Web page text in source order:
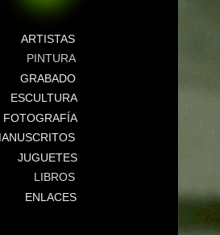
ARTISTAS
PINTURA
GRABADO
ESCULTURA
FOTOGRAFÍA
JUGUETES
LIBROS
ENLACES